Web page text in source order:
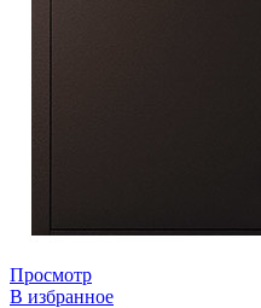
Просмотр
В избранное